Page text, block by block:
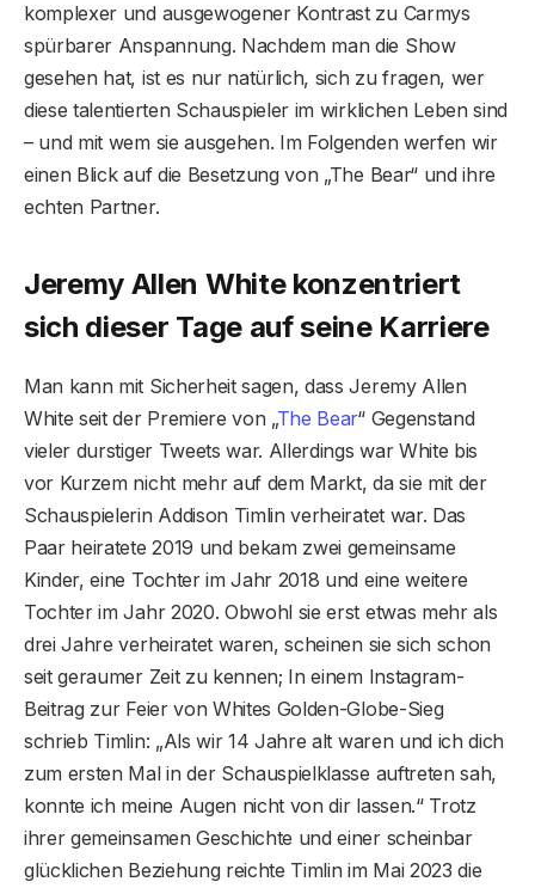
komplexer und ausgewogener Kontrast zu Carmys
spürbarer Anspannung. Nachdem man die Show
gesehen hat, ist es nur natürlich, sich zu fragen, wer
diese talentierten Schauspieler im wirklichen Leben sind
– und mit wem sie ausgehen. Im Folgenden werfen wir
einen Blick auf die Besetzung von „The Bear“ und ihre
echten Partner.
Jeremy Allen White konzentriert
sich dieser Tage auf seine Karriere
Man kann mit Sicherheit sagen, dass Jeremy Allen
White seit der Premiere von „The Bear“ Gegenstand
vieler durstiger Tweets war. Allerdings war White bis
vor Kurzem nicht mehr auf dem Markt, da sie mit der
Schauspielerin Addison Timlin verheiratet war. Das
Paar heiratete 2019 und bekam zwei gemeinsame
Kinder, eine Tochter im Jahr 2018 und eine weitere
Tochter im Jahr 2020. Obwohl sie erst etwas mehr als
drei Jahre verheiratet waren, scheinen sie sich schon
seit geraumer Zeit zu kennen; In einem Instagram-
Beitrag zur Feier von Whites Golden-Globe-Sieg
schrieb Timlin: „Als wir 14 Jahre alt waren und ich dich
zum ersten Mal in der Schauspielklasse auftreten sah,
konnte ich meine Augen nicht von dir lassen.“ Trotz
ihrer gemeinsamen Geschichte und einer scheinbar
glücklichen Beziehung reichte Timlin im Mai 2023 die